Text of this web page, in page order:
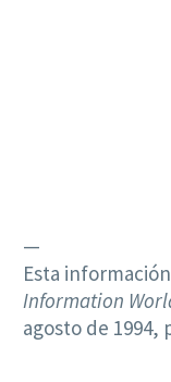
—
Esta
Information
agosto de 1994,